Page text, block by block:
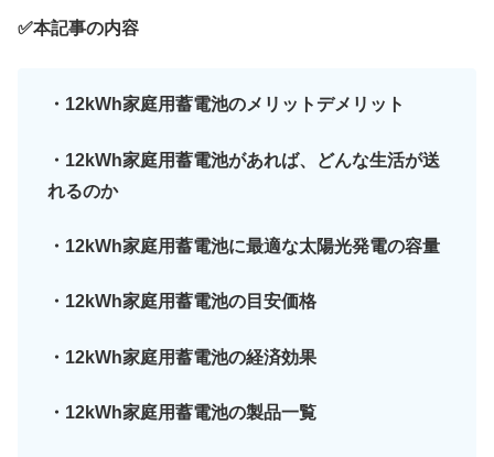
✅本記事の内容
・12kWh家庭用蓄電池のメリットデメリット
・12kWh家庭用蓄電池があれば、どんな生活が送
れるのか
・12kWh家庭用蓄電池に最適な太陽光発電の容量
・12kWh家庭用蓄電池の目安価格
・12kWh家庭用蓄電池の経済効果
・12kWh家庭用蓄電池の製品一覧